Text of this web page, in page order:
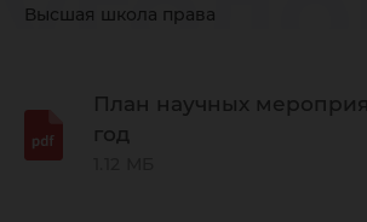
Высшая школа права
План научных
год